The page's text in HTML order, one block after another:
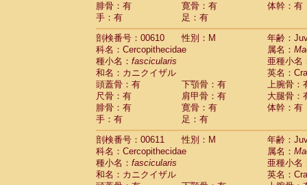
腓骨：有
寛骨：有
体幹：有
手：有
足：有
剖検番号：00610
性別：M
年齢：
科名：Cercopithecidae
属名：
種小名： fascicularis
亜種小名
和名：カニクイザル
英名：
頭蓋骨：有
下顎骨：有
上腕骨：
尺骨：有
肩甲骨：有
大腿骨：
腓骨：有
寛骨：有
体幹：有
手：有
足：有
剖検番号：00611
性別：M
年齢：
科名：Cercopithecidae
属名：
種小名： fascicularis
亜種小名
和名：カニクイザル
英名：